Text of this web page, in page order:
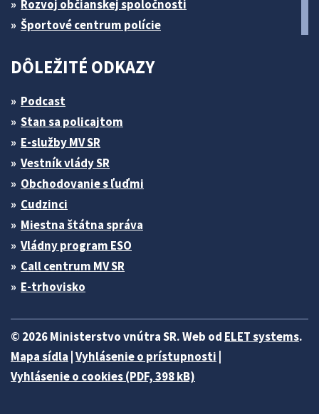
Rozvoj občianskej spoločnosti
Športové centrum polície
DÔLEŽITÉ ODKAZY
Podcast
Stan sa policajtom
E-služby MV SR
Vestník vlády SR
Obchodovanie s ľuďmi
Cudzinci
Miestna štátna správa
Vládny program ESO
Call centrum MV SR
E-trhovisko
© 2026 Ministerstvo vnútra SR. Web od ELET systems.
Mapa sídla Vyhlásenie o prístupnosti
Vyhlásenie o cookies (PDF, 398 kB)